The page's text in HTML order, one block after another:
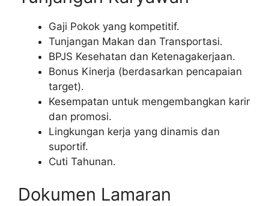
Gaji Pokok yang kompetitif.
Tunjangan Makan dan Transportasi.
BPJS Kesehatan dan Ketenagakerjaan.
Bonus Kinerja (berdasarkan pencapaian
target).
Kesempatan untuk mengembangkan karir
dan promosi.
Lingkungan kerja yang dinamis dan
suportif.
Cuti Tahunan.
Dokumen Lamaran